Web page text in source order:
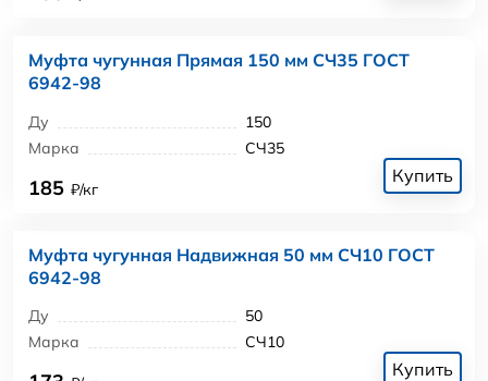
Муфта чугунная Прямая 150 мм СЧ35 ГОСТ
6942-98
Ду
150
Марка
СЧ35
185 ₽/кг
Купить
Муфта чугунная Надвижная 50 мм СЧ10 ГОСТ
6942-98
Ду
50
Марка
СЧ10
Купить